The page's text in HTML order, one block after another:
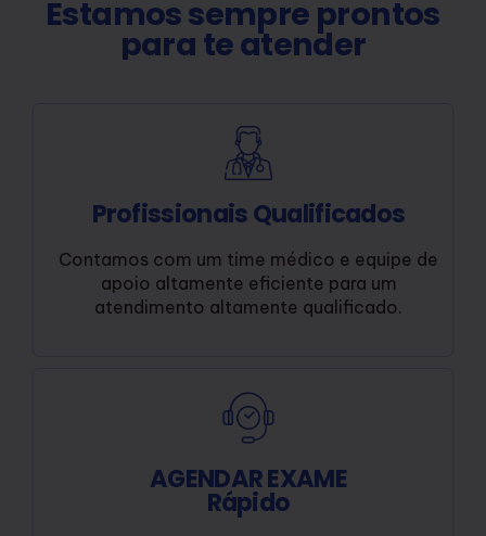
Estamos sempre prontos
para te atender
Profissionais Qualificados
Contamos com um time médico e equipe de
apoio altamente eficiente para um
atendimento altamente qualificado.
AGENDAR EXAME
Rápido